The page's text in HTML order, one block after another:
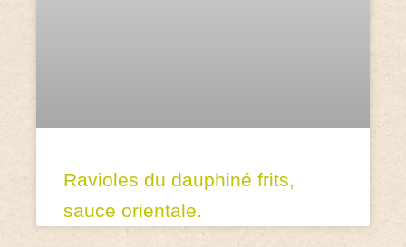
Ravioles du dauphiné frits,
sauce orientale.